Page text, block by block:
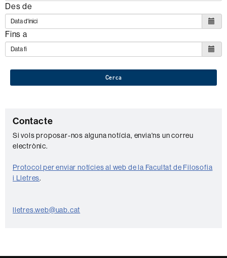
Des de
Fins a
Cerca
C
o
n
t
a
t
Contacte
Si vols proposar-nos alguna notícia, envia'ns un correu
electrònic.
Protocol per enviar notícies al web de la Facultat de Filosofia
i Lletres.
lletres.web@uab.cat